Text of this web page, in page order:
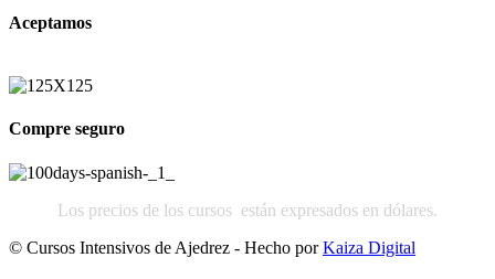
Aceptamos
Compre seguro
Los precios de los cursos están expresados en dólares.
© Cursos Intensivos de Ajedrez - Hecho porKaiza Digital